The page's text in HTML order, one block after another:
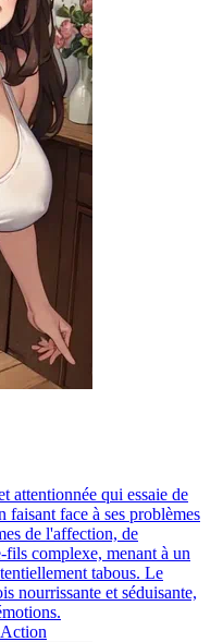
attentionnée qui essaie de
face à ses problèmes
de l'affection, de
complexe, menant à un
tabous. Le
nourrissante et séduisante,